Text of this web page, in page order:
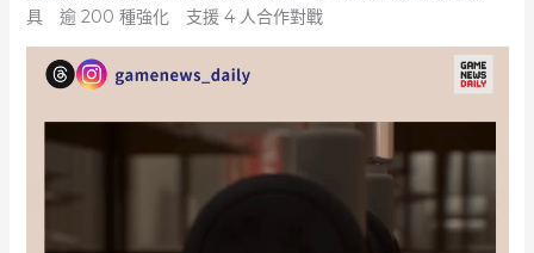
具 逾 200 種強化 支援 4 人合作對戰